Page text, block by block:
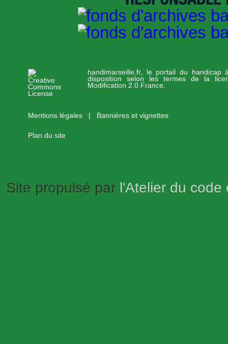
handimarseille.fr, le portail du handicap
disposition selon les termes de la
Modification 2.0 France.
Mentions légales Bannières et vignettes
Plan du site
Site propulsé par l'Atelier du